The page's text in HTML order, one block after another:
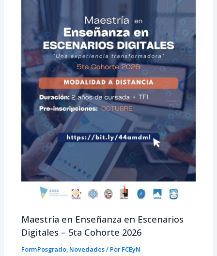
Maestría en Enseñanza en Escenarios
Digitales – 5ta Cohorte 2026
FormPosgrado, Novedades/ PorFCEyN